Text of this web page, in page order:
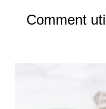
Comment